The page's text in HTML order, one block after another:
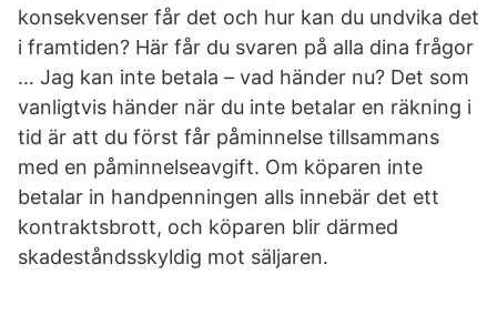
konsekvenser får det och hur kan du undvika det
i framtiden? Här får du svaren på alla dina frågor
… Jag kan inte betala – vad händer nu? Det som
vanligtvis händer när du inte betalar en räkning i
tid är att du först får påminnelse tillsammans
med en påminnelseavgift. Om köparen inte
betalar in handpenningen alls innebär det ett
kontraktsbrott, och köparen blir därmed
skadeståndsskyldig mot säljaren.